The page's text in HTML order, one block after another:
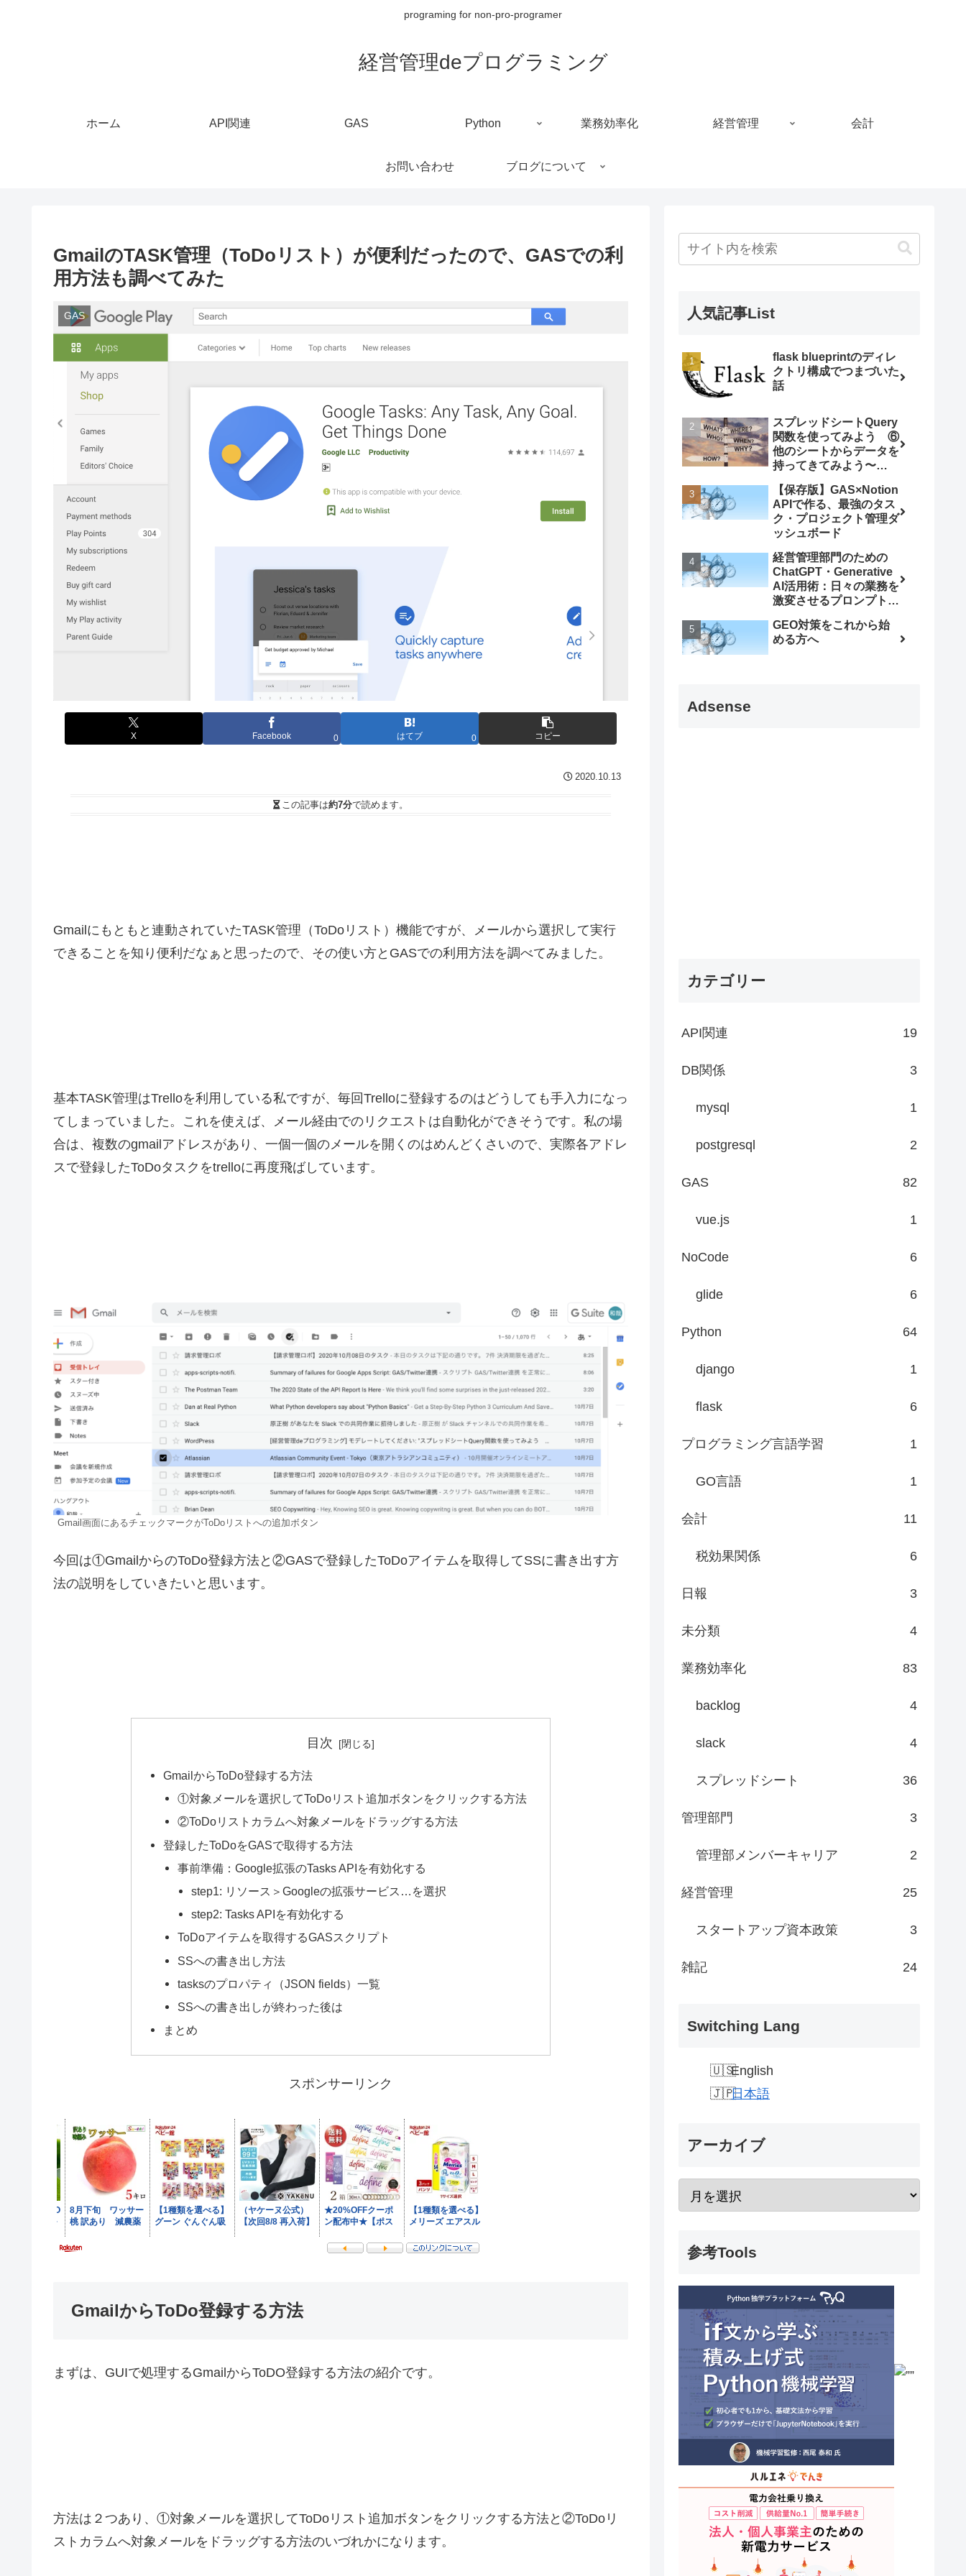
programing for non-pro-programer
経営管理deプログラミング
ホーム API関連 GAS Python 業務効率化 経営管理 会計
お問い合わせ ブログについて
GmailのTASK管理（ToDoリスト）が便利だったので、GASでの利
用方法も調べてみた
GAS
X Facebook 0 はてブ 0 コピー
2020.10.13
この記事は約7分で読めます。
Gmailにもともと連動されていたTASK管理（ToDoリスト）機能ですが、メールから選択して実行
できることを知り便利だなぁと思ったので、その使い方とGASでの利用方法を調べてみました。
基本TASK管理はTrelloを利用している私ですが、毎回Trelloに登録するのはどうしても手入力になっ
てしまっていました。これを使えば、メール経由でのリクエストは自動化ができそうです。私の場
合は、複数のgmailアドレスがあり、一個一個のメールを開くのはめんどくさいので、実際各アドレ
スで登録したToDoタスクをtrelloに再度飛ばしています。
Gmail画面にあるチェックマークがToDoリストへの追加ボタン
今回は①GmailからのToDo登録方法と②GASで登録したToDoアイテムを取得してSSに書き出す方
法の説明をしていきたいと思います。
目次
GmailからToDo登録する方法
①対象メールを選択してToDoリスト追加ボタンをクリックする方法
②ToDoリストカラムへ対象メールをドラッグする方法
登録したToDoをGASで取得する方法
事前準備：Google拡張のTasks APIを有効化する
step1: リソース＞Googleの拡張サービス…を選択
step2: Tasks APIを有効化する
ToDoアイテムを取得するGASスクリプト
SSへの書き出し方法
tasksのプロパティ（JSON fields）一覧
SSへの書き出しが終わった後は
まとめ
スポンサーリンク
GmailからToDo登録する方法
まずは、GUIで処理するGmailからToDO登録する方法の紹介です。
方法は２つあり、①対象メールを選択してToDoリスト追加ボタンをクリックする方法と②ToDoリ
ストカラムへ対象メールをドラッグする方法のいづれかになります。
人気記事List
flask blueprintのディレ
クトリ構成でつまづいた
話
スプレッドシートQuery
関数を使ってみよう ⑥
他のシートからデータを
持ってきてみよう〜
組み合わせ〜
【保存版】GAS×Notion
APIで作る、最強のタス
ク・プロジェクト管理ダ
ッシュボード
経営管理部門のための
ChatGPT・Generative
AI活用術：日々の業務を
激変させるプロンプト5
GEO対策をこれから始
める方へ
Adsense
カテゴリー
API関連 19
DB関係 3
mysql 1
postgresql 2
GAS 82
vue.js 1
NoCode 6
glide 6
Python 64
django 1
flask 6
プログラミング言語学習 1
GO言語 1
会計 11
税効果関係 6
日報 3
未分類 4
業務効率化 83
backlog 4
slack 4
スプレッドシート 36
管理部門 3
管理部メンバーキャリア 2
経営管理 25
スタートアップ資本政策 3
雑記 24
Switching Lang
English
日本語
アーカイブ
参考Tools